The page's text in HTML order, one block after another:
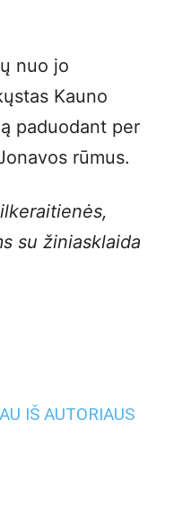
nuo jo
Kauno
paduodant per
rūmus.
su žiniasklaida
IŠ AUTORIAUS